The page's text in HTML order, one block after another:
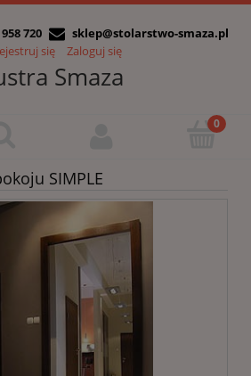
720
sklep@stolarstwo-smaza.pl
się
Zaloguj się
Smaza
SIMPLE